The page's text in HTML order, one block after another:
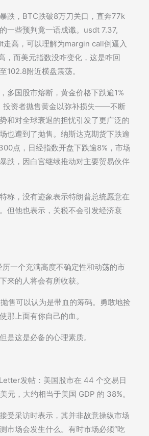
跌，BTC跌破8万刀关口，直奔77k
一些预判竟一语成谶。usdt 7.37,
高，可以理解为margin call倒逼入
，而美元指数没咋变化，这是咋回
102.8附近横盘震荡。
多国股市熔断，黄金价格下跌逾1%
投资者抛售黄金以弥补损失——不断
和对全球衰退的担忧引发了更广泛的
也遭到了抛售。纳斯达克期货下跌逾
点，日经指数开盘下跌逾8%，市场
跌，因白宫继续推动对主要贸易伙伴
称，没有迹象表示特朗普总统愿意在
但他也表示，关税不会引发经济衰
历一个充满高度不确定性和动荡的市
来的人将会有所收获。
售可以认为是带血的筹码。勇敢地捡
那上面有你自己的血。
是这是必备的心理素质。
发帖：美国股市在 44 个交易日
元，大约相当于美国 GDP 的 38%。
受采访时表示，其并非故意操纵市场
市场会发生什么。有时市场必须“吃